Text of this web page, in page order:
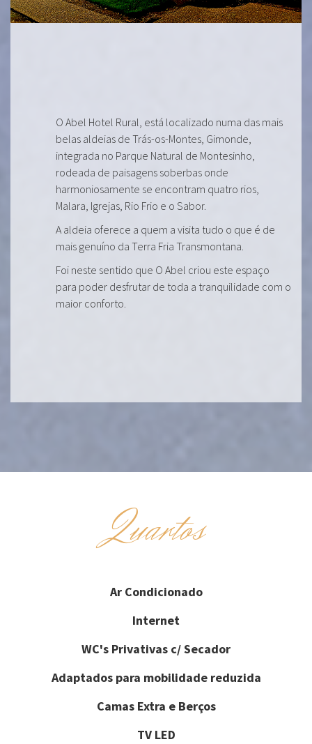
O Abel Hotel Rural, está localizado numa das mais
belas aldeias de Trás-os-Montes, Gimonde,
integrada no Parque Natural de Montesinho,
rodeada de paisagens soberbas onde
harmoniosamente se encontram quatro rios,
Malara, Igrejas, Rio Frio e o Sabor.
A aldeia oferece a quem a visita tudo o que é de
mais genuíno da Terra Fria Transmontana.
Foi neste sentido que O Abel criou este espaço
para poder desfrutar de toda a tranquilidade com o
maior conforto.
Quartos
Ar Condicionado
Internet
WC's Privativas c/ Secador
Adaptados para mobilidade reduzida
Camas Extra e Berços
TV LED